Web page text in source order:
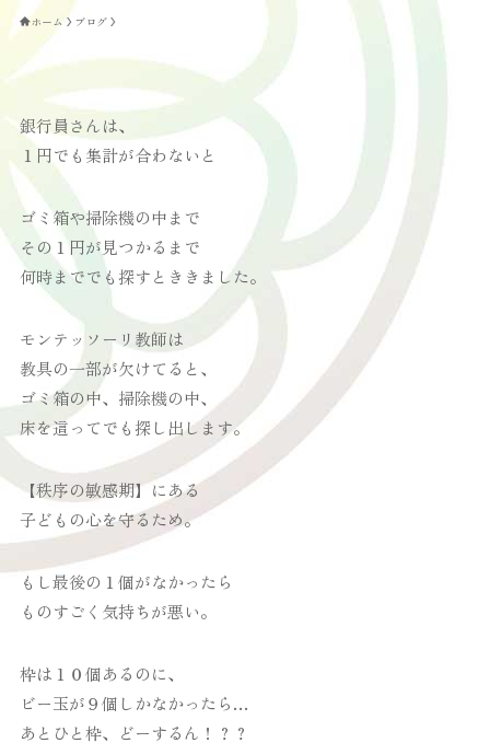
ホーム ブログ
銀行員さんは、
１円でも集計が合わないと
ゴミ箱や掃除機の中まで
その１円が見つかるまで
何時まででも探すとききました。
モンテッソーリ教師は
教具の一部が欠けてると、
ゴミ箱の中、掃除機の中、
床を這ってでも探し出します。
【秩序の敏感期】にある
子どもの心を守るため。
もし最後の１個がなかったら
ものすごく気持ちが悪い。
枠は１０個あるのに、
ビー玉が９個しかなかったら…
あとひと枠、どーするん！？？